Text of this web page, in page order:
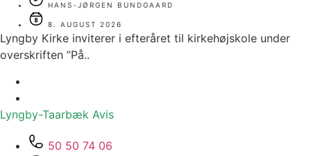
HANS-JØRGEN BUNDGAARD
8. AUGUST 2026
Lyngby Kirke inviterer i efteråret til kirkehøjskole under
overskriften ”På..
Lyngby-Taarbæk Avis
50 50 74 06